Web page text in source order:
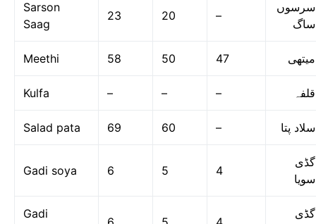
Sarson
Saag
23 20 –
سرسوں
ساگ
Meethi 58 50 47 میتھی
Kulfa – – – قلفہ
Salad pata 69 60 – سلاد پتا
Gadi soya 6 5 4
گڈی
سویا
Gadi
گڈی